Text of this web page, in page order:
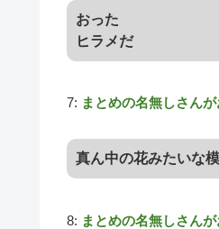
おった
ヒラメだ
7: まとめの名無しさん
真ん中の花みたいな
8: まとめの名無しさん